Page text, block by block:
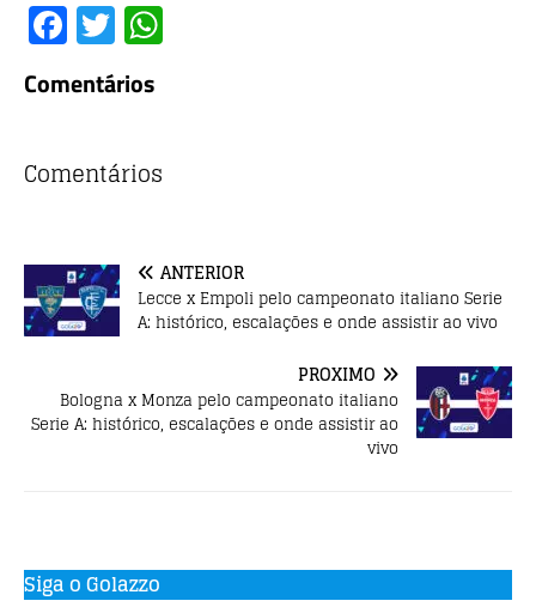
F
a
c
b
o
k
T
w
it
r
p
Comentários
Comentários
ANTERIOR
Lecce x Empoli pelo campeonato italiano Serie
A: histórico, escalações e onde assistir ao vivo
PRÓXIMO
Bologna x Monza pelo campeonato italiano
Serie A: histórico, escalações e onde assistir ao
vivo
Siga o Golazzo